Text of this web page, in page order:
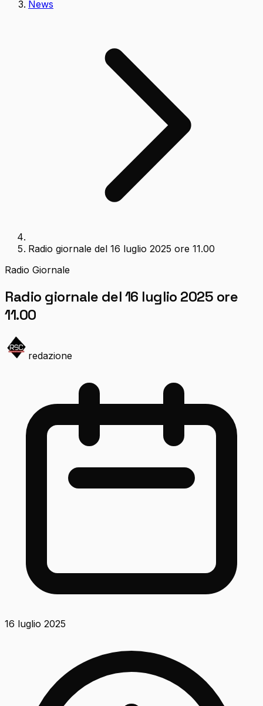
News
Radio giornale del 16 luglio 2025 ore 11.00
Radio Giornale
Radio giornale del 16 luglio 2025 ore
11.00
redazione
16 luglio 2025